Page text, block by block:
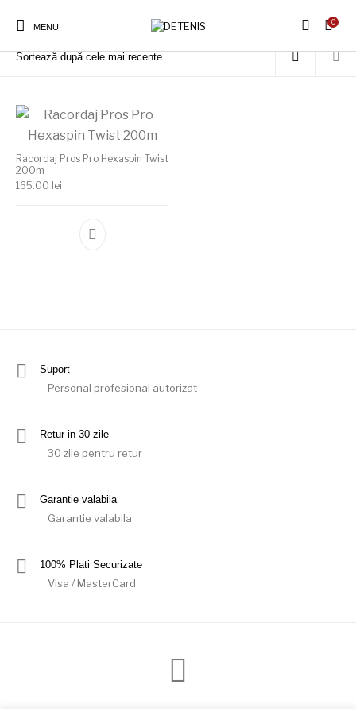
MENU
0
Prima pagină Produse etichetate „Racordaj Pros Pro Hexaspin Twist 200m”
Racordaj Pros Pro Hexaspin Twist
200m
165.00 lei
Acest produs are mai multe variații.
Suport
Personal profesional autorizat
Retur in 30 zile
30 zile pentru retur
Garantie valabila
Garantie valabila
100% Plati Securizate
Visa / MasterCard